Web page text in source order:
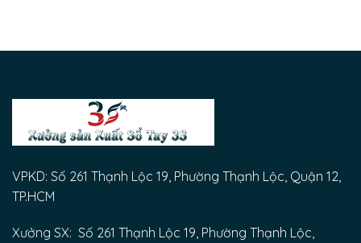
VPKD: Số 261 Thạnh Lộc 19, Phường Thạnh Lộc, Quận 12,
TP.HCM
Xưởng SX: Số 261 Thạnh Lộc 19, Phường Thạnh Lộc,